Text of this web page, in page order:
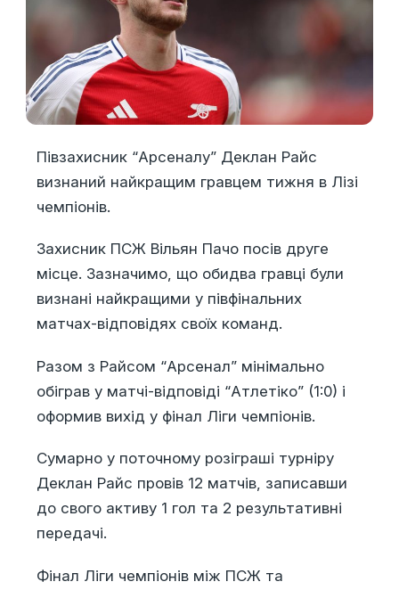
Півзахисник “Арсеналу” Деклан Райс
визнаний найкращим гравцем тижня в Лізі
чемпіонів.
Захисник ПСЖ Вільян Пачо посів друге
місце. Зазначимо, що обидва гравці були
визнані найкращими у півфінальних
матчах-відповідях своїх команд.
Разом з Райсом “Арсенал” мінімально
обіграв у матчі-відповіді “Атлетіко” (1:0) і
оформив вихід у фінал Ліги чемпіонів.
Сумарно у поточному розіграші турніру
Деклан Райс провів 12 матчів, записавши
до свого активу 1 гол та 2 результативні
передачі.
Фінал Ліги чемпіонів між ПСЖ та